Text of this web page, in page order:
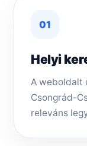
01
Helyi
A weboldalt
Csongrád-
releváns